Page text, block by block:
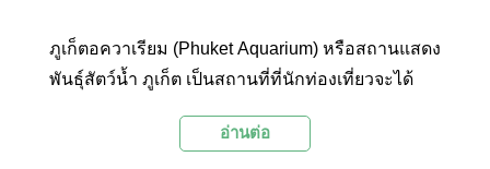
ภูเก็ตอควาเรียม (Phuket Aquarium) หรือสถานแสดง
พันธุ์สัตว์น้ำ ภูเก็ต เป็นสถานที่ที่นักท่องเที่ยวจะได้
ทะเล ซึ่งจัดแสดงพันธุ์สัตว์นํ้าที่หลากหลาย สวยงาม
อ่านต่อ